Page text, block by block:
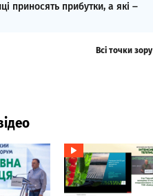
приносять прибутки, а які ‒
Всі точки зору